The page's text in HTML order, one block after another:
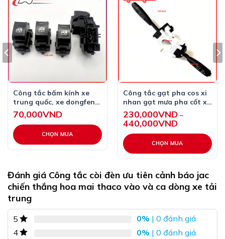
Công tắc bấm kính xe
trung quốc, xe dongfeng
chính hãng
70,000VND
CHỌN MUA
Công tắc gạt pha cos xi
nhan gạt mưa pha cốt xe
cửu long dongfeng
230,000VND –
440,000VNDKhoảng
giá:
từ
230,000VND
đến
440,000VND
CHỌN MUA
Sản
này
có
biến
Đánh giá Công tắc còi đèn ưu tiên cảnh báo jac
chiến thắng hoa mai thaco vào và ca dòng xe tải
trung
5 0% | 0 đánh giá
4
0% | 0 đánh giá